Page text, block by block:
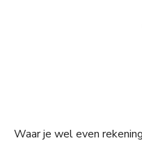
Waar je wel even